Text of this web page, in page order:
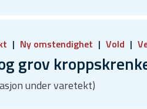
Ny omstendighet Vold
grov
under varetekt)